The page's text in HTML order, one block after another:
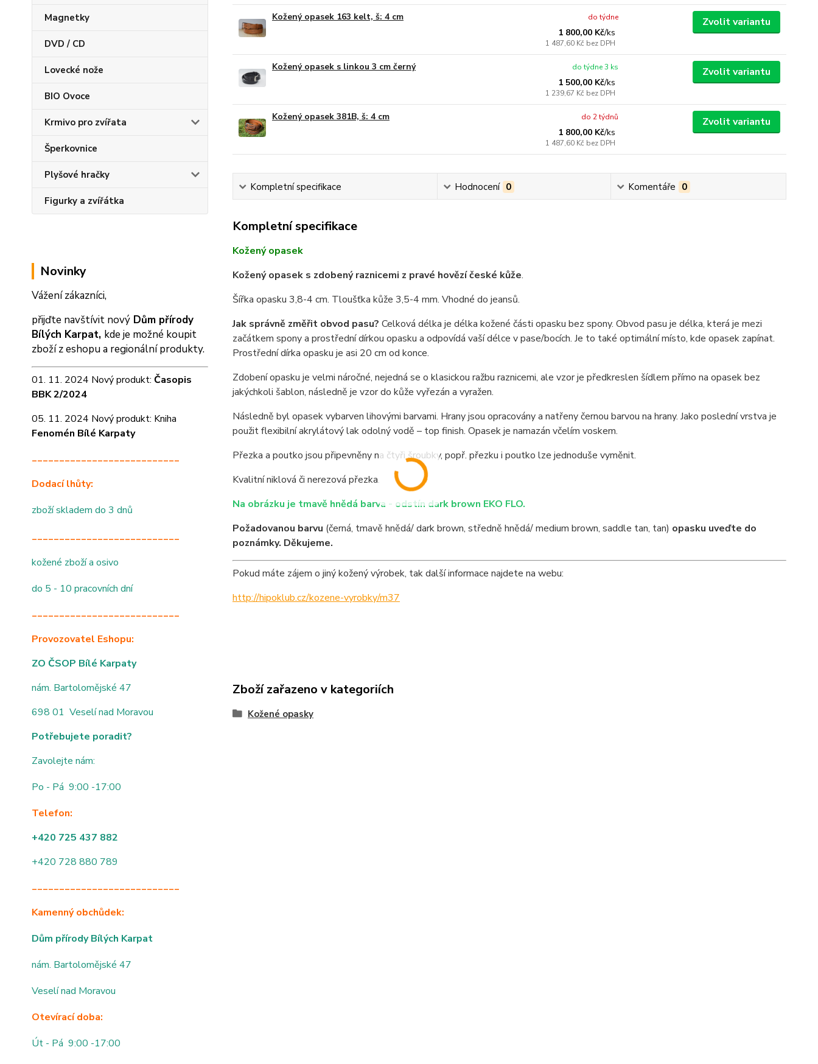
Magnetky
DVD / CD
Lovecké nože
BIO Ovoce
Krmivo pro zvířata
Šperkovnice
Plyšové hračky
Figurky a zvířátka
Novinky
Vážení zákazníci,
přijďte navštívit nový Dům přírody
Bílých Karpat, kde je možné koupit
zboží z eshopu a regionální produkty.
01. 11. 2024 Nový produkt: Časopis
BBK 2/2024
05. 11. 2024 Nový produkt: Kniha
Fenomén Bílé Karpaty
___________________________
Dodací lhůty:
zboží skladem do 3 dnů
___________________________
kožené zboží a osivo
do 5 - 10 pracovních dní
___________________________
Provozovatel Eshopu:
ZO ČSOP Bílé Karpaty
nám. Bartolomějské 47
698 01 Veselí nad Moravou
Potřebujete poradit?
Zavolejte nám:
Po - Pá 9:00 -17:00
Telefon:
+420 725 437 882
+420 728 880 789
___________________________
Kamenný obchůdek:
Dům přírody Bílých Karpat
nám. Bartolomějské 47
Veselí nad Moravou
Otevírací doba:
Út - Pá 9:00 -17:00
Kožený opasek 163 kelt, š: 4 cm
1 800,00 Kč/ks
1 487,60 Kč bez DPH
do týdne Zvolit variantu
Kožený opasek s linkou 3 cm černý
1 500,00 Kč/ks
1 239,67 Kč bez DPH
do týdne 3 ks Zvolit variantu
Kožený opasek 381B, š: 4 cm
1 800,00 Kč/ks
1 487,60 Kč bez DPH
do 2 týdnů Zvolit variantu
Kompletní specifikace Hodnocení 0 Komentáře 0
Kompletní specifikace
Kožený opasek
Kožený opasek s zdobený raznicemi z pravé hovězí české kůže.
Šířka opasku 3,8-4 cm. Tloušťka kůže 3,5-4 mm. Vhodné do jeansů.
Jak správně změřit obvod pasu? Celková délka je délka kožené části opasku bez spony. Obvod pasu je délka, která je mezi
začátkem spony a prostřední dírkou opasku a odpovídá vaší délce v pase/bocích. Je to také optimální místo, kde opasek zapínat.
Prostřední dírka opasku je asi 20 cm od konce.
Zdobení opasku je velmi náročné, nejedná se o klasickou ražbu raznicemi, ale vzor je předkreslen šídlem přímo na opasek bez
jakýchkoli šablon, následně je vzor do kůže vyřezán a vyražen.
Následně byl opasek vybarven lihovými barvami. Hrany jsou opracovány a natřeny černou barvou na hrany. Jako poslední vrstva je
použit flexibilní akrylátový lak odolný vodě – top finish. Opasek je namazán včelím voskem.
Přezka a poutko jsou připevněny na čtyři šroubky, popř. přezku i poutko lze jednoduše vyměnit.
Kvalitní niklová či nerezová přezka.
Na obrázku je tmavě hnědá barva - odstín dark brown EKO FLO.
Požadovanou barvu (černá, tmavě hnědá/ dark brown, středně hnědá/ medium brown, saddle tan, tan) opasku uveďte do
poznámky. Děkujeme.
Pokud máte zájem o jiný kožený výrobek, tak další informace najdete na webu:
http://hipoklub.cz/kozene-vyrobky/m37
Zboží zařazeno v kategoriích
Kožené opasky